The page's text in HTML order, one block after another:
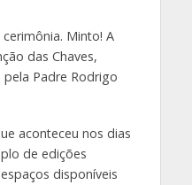
Minto! A
das Chaves,
Padre Rodrigo
aconteceu nos dias
de edições
disponíveis